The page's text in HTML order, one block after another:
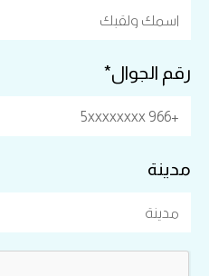
رقم الجوال*
مدينة